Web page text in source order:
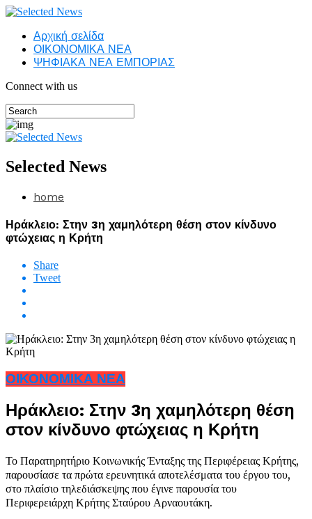
Αρχική σελίδα
ΟΙΚΟΝΟΜΙΚΑ ΝΕΑ
ΨΗΦΙΑΚΑ ΝΕΑ ΕΜΠΟΡΙΑΣ
Connect with us
Selected News
home
Ηράκλειο: Στην 3η χαμηλότερη θέση στον κίνδυνο
φτώχειας η Κρήτη
Share
Tweet
ΟΙΚΟΝΟΜΙΚΑ ΝΕΑ
Ηράκλειο: Στην 3η χαμηλότερη θέση
στον κίνδυνο φτώχειας η Κρήτη
Το Παρατηρητήριο Κοινωνικής Ένταξης της Περιφέρειας Κρήτης,
παρουσίασε τα πρώτα ερευνητικά αποτελέσματα του έργου του,
στο πλαίσιο τηλεδιάσκεψης που έγινε παρουσία του
Περιφερειάρχη Κρήτης Σταύρου Αρναουτάκη.